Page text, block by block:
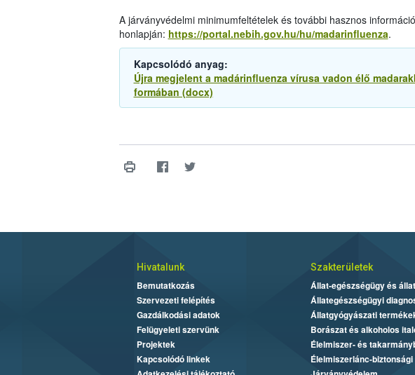
A járványvédelmi minimumfeltételek és további hasznos
honlapján: https://portal.nebih.gov.hu/hu/madarinfluenza.
Kapcsolódó anyag:
Újra megjelent a madárinfluenza vírusa vadon élő
formában (docx)
Hivatalunk
Bemutatkozás
Szervezeti felépítés
Gazdálkodási adatok
Felügyeleti szervünk
Projektek
Kapcsolódó linkek
Szakterületek
Állat-egészségügy és
Állategészségügyi
Állatgyógyászati
Borászat és alkoholos
Élelmiszer- és
Élelmiszerlánc-